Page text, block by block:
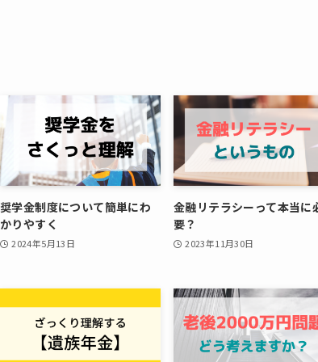
奨学金制度について簡単にわ
かりやすく
2024年5月13日
金融リテラシーって本当に
要？
2023年11月30日